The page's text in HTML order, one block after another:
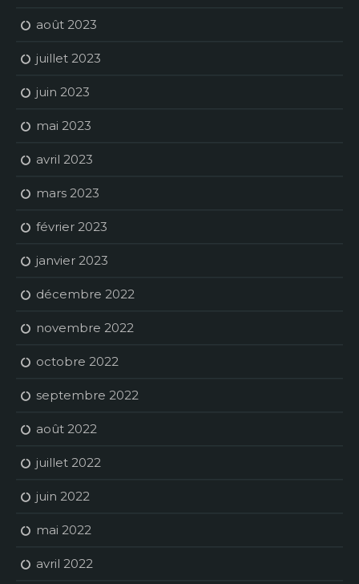
août 2023
juillet 2023
juin 2023
mai 2023
avril 2023
mars 2023
février 2023
janvier 2023
décembre 2022
novembre 2022
octobre 2022
septembre 2022
août 2022
juillet 2022
juin 2022
mai 2022
avril 2022